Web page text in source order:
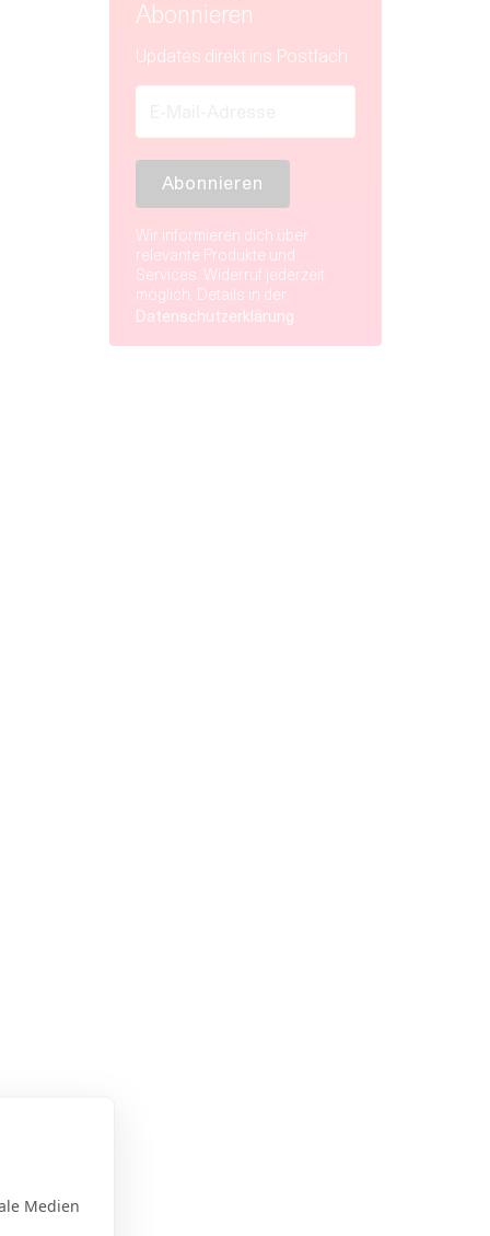
Medien
Abonnieren
Updates direkt ins Postfach
Wir informieren dich über
relevante Produkte und
Services. Widerruf jederzeit
möglich. Details in der
Datenschutzerklärung